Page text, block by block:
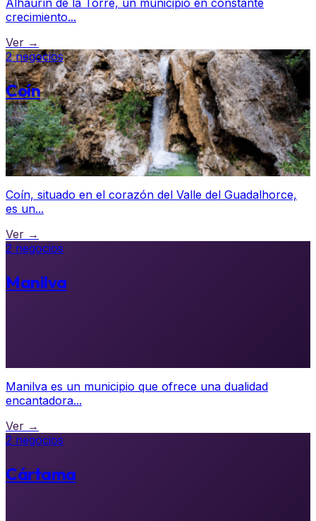
Alhaurín de la Torre, un municipio en constante
crecimiento...
Ver →
2 negocios
Coín
Coín, situado en el corazón del Valle del Guadalhorce,
es un...
Ver →
2 negocios
Manilva
Manilva es un municipio que ofrece una dualidad
encantadora...
Ver →
2 negocios
Cártama